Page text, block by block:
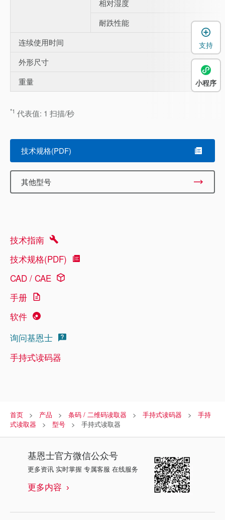
相对湿度
耐跌性能
连续使用时间
外形尺寸
重量
*1 代表值: 1 扫描/秒
技术规格(PDF)
其他型号
技术指南
技术规格(PDF)
CAD / CAE
手册
软件
询问基恩士
手持式读码器
首页 产品 条码 / 二维码读取器 手持式读码器
手持
式读取器
型号 手持式读取器
基恩士官方微信公众号
更多资讯 实时掌握 专属客服 在线服务
更多内容
支持
小程序